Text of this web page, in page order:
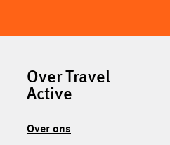
Over Travel
Active
Over ons